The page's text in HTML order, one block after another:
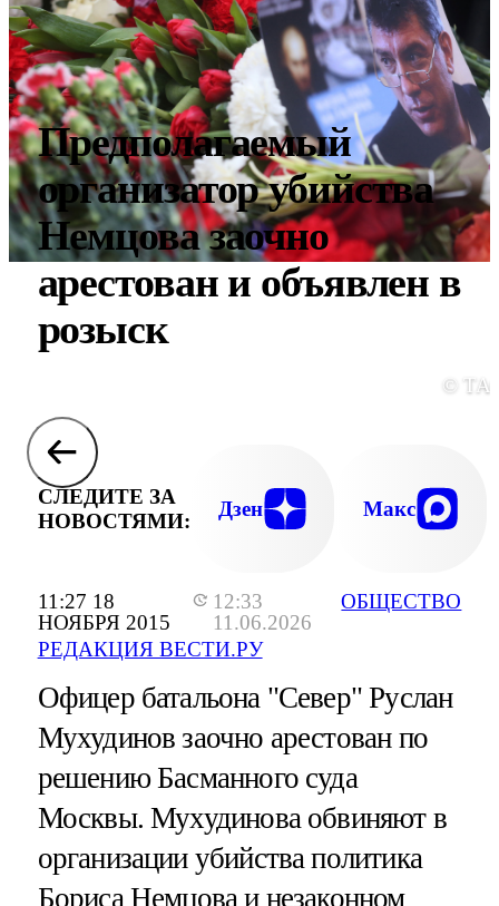
11:27 18
НОЯБРЯ 2015
12:33
11.06.2026
РЕДАКЦИЯ ВЕСТИ.РУ
ОБЩЕСТВО
Предполагаемый
организатор убийства
Немцова заочно
арестован и объявлен в
розыск
©
СЛЕДИТЕ ЗА
НОВОСТЯМИ:
Дзен Макс
Офицер батальона "Север" Руслан
Мухудинов заочно арестован по
решению Басманного суда
Москвы. Мухудинова обвиняют в
организации убийства политика
Бориса Немцова и незаконном